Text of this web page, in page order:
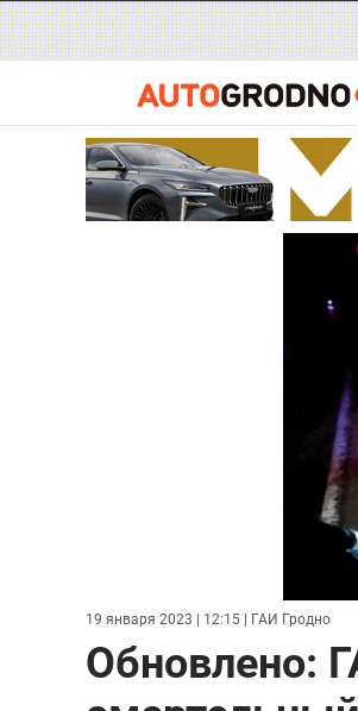
19 января 2023 | 12:15 | ГАИ Гродно
Обновлено: